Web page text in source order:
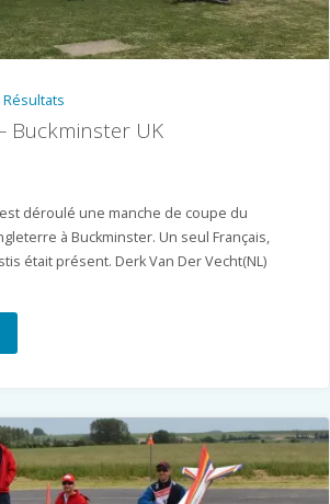
Résultats
Buckminster UK
déroulé une manche de coupe du
à Buckminster. Un seul Français,
était présent. Derk Van Der Vecht(NL)